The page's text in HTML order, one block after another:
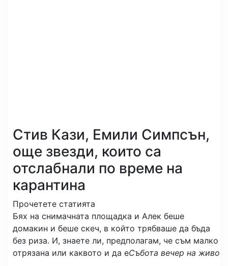
Стив Кази, Емили Симпсън,
още звезди, които са
отслабнали по време на
карантина
Прочетете статията
Бях на снимачната площадка и Алек беше
домакин и беше скеч, в който трябваше да бъда
без риза. И, знаете ли, предполагам, че съм малко
отрязана или каквото и да еСъбота вечер на живо